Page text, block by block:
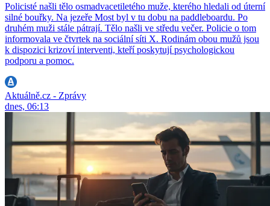
Policisté našli tělo osmadvacetiletého muže, kterého hledali od úterní
silné bouřky. Na jezeře Most byl v tu dobu na paddleboardu. Po
druhém muži stále pátrají. Tělo našli ve středu večer. Policie o tom
informovala ve čtvrtek na sociální síti X. Rodinám obou mužů jsou
k dispozici krizoví interventi, kteří poskytují psychologickou
podporu a pomoc.
Aktuálně.cz - Zprávy
dnes, 06:13